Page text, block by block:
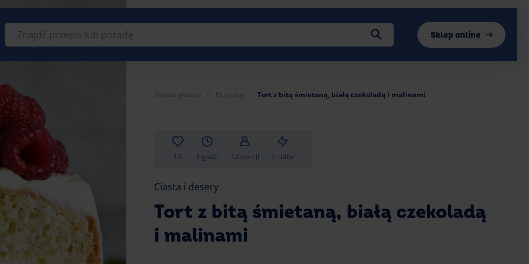
Znajdź
przepis
lub
Sklep online
Strona główna Przepisy Tort z bitą śmietaną, białą czekoladą i malinami
12 3 godz. 12 porcji Trudne
Ciasta i desery
Tort z bitą śmietaną, białą czekoladą
i malinami